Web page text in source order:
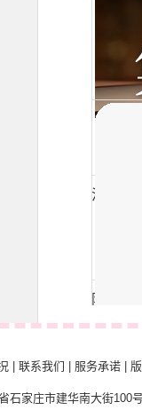
阳光热线
法制集
| 联系我们 服务承诺|
石家庄市建华南大街100